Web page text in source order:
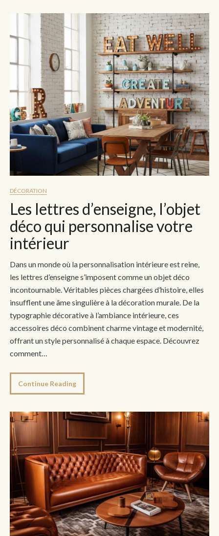
DÉCORATION
Les lettres d’enseigne, l’objet
déco qui personnalise votre
intérieur
Dans un monde où la personnalisation intérieure est reine,
les lettres d’enseigne s’imposent comme un objet déco
incontournable. Véritables pièces chargées d’histoire, elles
insufflent une âme singulière à la décoration murale. De la
typographie décorative à l’ambiance intérieure, ces
accessoires déco combinent charme vintage et modernité,
offrant un style personnalisé à chaque espace. Découvrez
comment…
Continue Reading